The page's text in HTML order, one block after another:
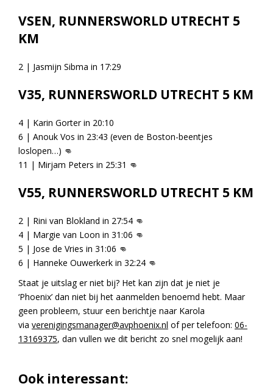
VSEN, RUNNERSWORLD UTRECHT 5
KM
2 | Jasmijn Sibma in 17:29
V35, RUNNERSWORLD UTRECHT 5 KM
4 | Karin Gorter in 20:10
6 | Anouk Vos in 23:43 (even de Boston-beentjes
loslopen…) 👊
11 | Mirjam Peters in 25:31 👊
V55, RUNNERSWORLD UTRECHT 5 KM
2 | Rini van Blokland in 27:54 👊
4 | Margie van Loon in 31:06 👊
5 | Jose de Vries in 31:06 👊
6 | Hanneke Ouwerkerk in 32:24 👊
Staat je uitslag er niet bij? Het kan zijn dat je niet je
‘Phoenix’ dan niet bij het aanmelden benoemd hebt. Maar
geen probleem, stuur een berichtje naar Karola
via verenigingsmanager@avphoenix.nl of per telefoon: 06-
13169375, dan vullen we dit bericht zo snel mogelijk aan!
Ook interessant: